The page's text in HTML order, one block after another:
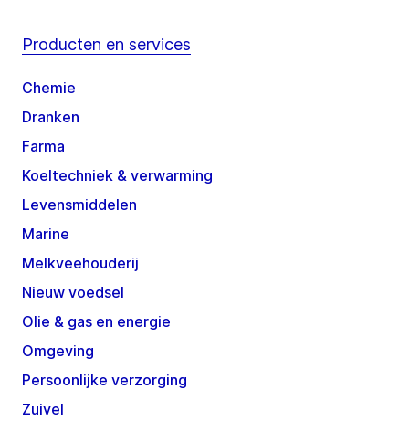
Producten en services
Chemie
Dranken
Farma
Koeltechniek & verwarming
Levensmiddelen
Marine
Melkveehouderij
Nieuw voedsel
Olie & gas en energie
Omgeving
Persoonlijke verzorging
Zuivel